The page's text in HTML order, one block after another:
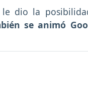
dio la
se animó